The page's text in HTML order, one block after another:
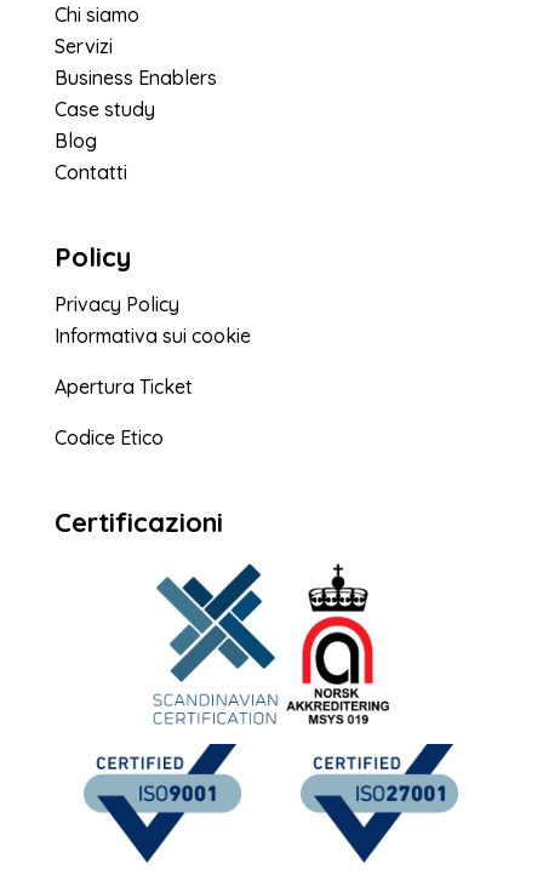
Chi siamo
Servizi
Business Enablers
Case study
Blog
Contatti
Policy
Privacy Policy
Informativa sui cookie
Apertura Ticket
Codice Etico
Certificazioni